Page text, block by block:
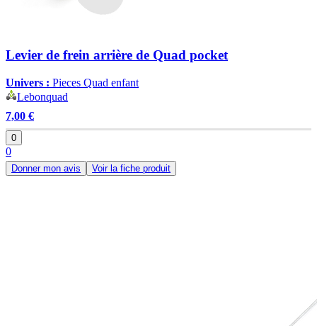
Levier de frein arrière de Quad pocket
Univers : Pieces Quad enfant
Lebonquad
7,00 €
0
0
Donner mon avis Voir la fiche produit